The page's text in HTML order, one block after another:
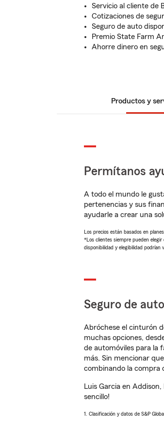
Servicio al cliente de
Cotizaciones de
Seguro de auto
Premio State Farm
Ahorre dinero en
Productos y
Permítanos
A todo el mundo le
pertenencias y sus
ayudarle a crear una
Los precios están basados en
*Los clientes siempre pueden elegir
disponibilidad y elegibilidad podrían
Seguro de
Abróchese el cinturón
muchas opciones,
de automóviles para la
más. Sin mencionar
combinando la compra
Luis Garcia en
sencillo!
1. Clasificación y datos de S&P